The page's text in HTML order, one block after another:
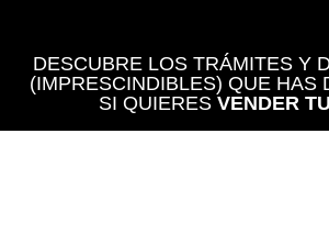
DESCUBRE LOS TRÁMITES Y
(IMPRESCINDIBLES) QUE HAS
SI QUIERES VENDER